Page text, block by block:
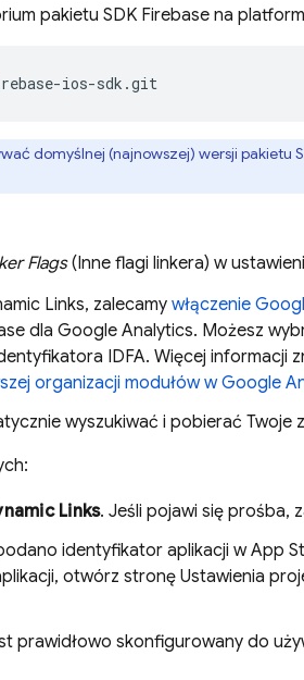
pakietu SDK Firebase na
ios-sdk.git
domyślnej (najnowszej) wersji pakietu
Flags(Inne flagi linkera) w
Links, zalecamy włączenie
dla Google Analytics. Możesz
IDFA. Więcej informacji
organizacji modułów wGoogle
wyszukiwać i pobierać Twoje
Links. Jeśli pojawi się prośba,
identyfikator aplikacji w App
otwórz stronę Ustawienia
prawidłowo skonfigurowany do